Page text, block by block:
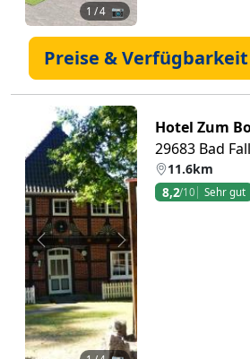
1 / 4 📷
Preise &
Zurück Weiter
Hotel Zum
29683 Bad
11.6km
8,2/10 Sehr gut